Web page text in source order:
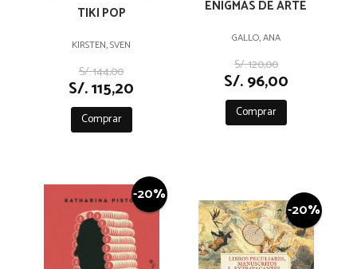
TIKI POP
KIRSTEN, SVEN
S/. 144,00
S/. 115,20
Comprar
ENIGMAS DE ARTE
GALLO, ANA
S/. 120,00
S/. 96,00
Comprar
-20%
-20%